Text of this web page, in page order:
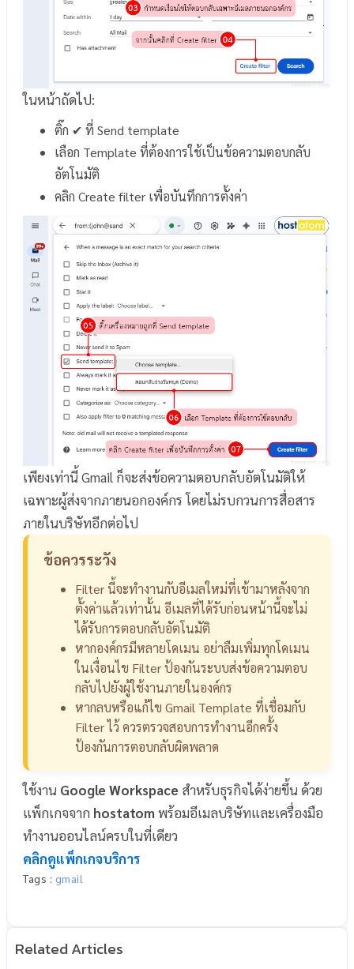
ในหน้าถัดไป:
ติ๊ก ✔ ที่ Send template
เลือก Template ที่ต้องการใช้เป็นข้อความตอบกลับ
อัตโนมัติ
คลิก Create filter เพื่อบันทึกการตั้งค่า
เพียงเท่านี้ Gmail ก็จะส่งข้อความตอบกลับอัตโนมัติให้
เฉพาะผู้ส่งจากภายนอกองค์กร โดยไม่รบกวนการสื่อสาร
ภายในบริษัทอีกต่อไป
ข้อควรระวัง
Filter นี้จะทำงานกับอีเมลใหม่ที่เข้ามาหลังจาก
ตั้งค่าแล้วเท่านั้น อีเมลที่ได้รับก่อนหน้านี้จะไม่
ได้รับการตอบกลับอัตโนมัติ
หากองค์กรมีหลายโดเมน อย่าลืมเพิ่มทุกโดเมน
ในเงื่อนไข Filter ป้องกันระบบส่งข้อความตอบ
กลับไปยังผู้ใช้งานภายในองค์กร
หากลบหรือแก้ไข Gmail Template ที่เชื่อมกับ
Filter ไว้ ควรตรวจสอบการทำงานอีกครั้ง
ป้องกันการตอบกลับผิดพลาด
ใช้งาน Google Workspace สำหรับธุรกิจได้ง่ายขึ้น ด้วย
แพ็กเกจจาก hostatomพร้อมอีเมลบริษัทและเครื่องมือ
ทำงานออนไลน์ครบในที่เดียว
คลิกดูแพ็กเกจบริการ
Tags : gmail